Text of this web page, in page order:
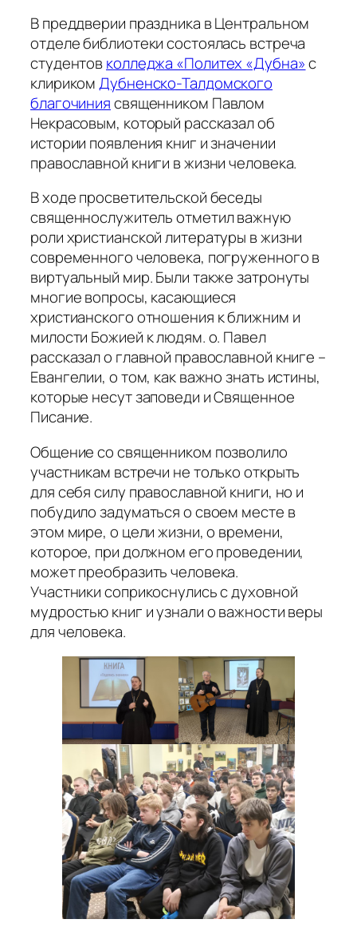
В преддверии праздника в Центральном
отделе библиотеки состоялась встреча
студентовколледжа «Политех «Дубна»с
клирикомДубненско-Талдомского
благочиниясвященником Павлом
Некрасовым, который рассказал об
истории появления книг и значении
православной книги в жизни человека.
В ходе просветительской беседы
священнослужитель отметил важную
роли христианской литературы в жизни
современного человека, погруженного в
виртуальный мир. Были также затронуты
многие вопросы, касающиеся
христианского отношения к ближним и
милости Божией к людям. о. Павел
рассказал о главной православной книге –
Евангелии, о том, как важно знать истины,
которые несут заповеди и Священное
Писание.
Общение со священником позволило
участникам встречи не только открыть
для себя силу православной книги, но и
побудило задуматься о своем месте в
этом мире, о цели жизни, о времени,
которое, при должном его проведении,
может преобразить человека.
Участники соприкоснулись с духовной
мудростью книг и узнали о важности веры
для человека.